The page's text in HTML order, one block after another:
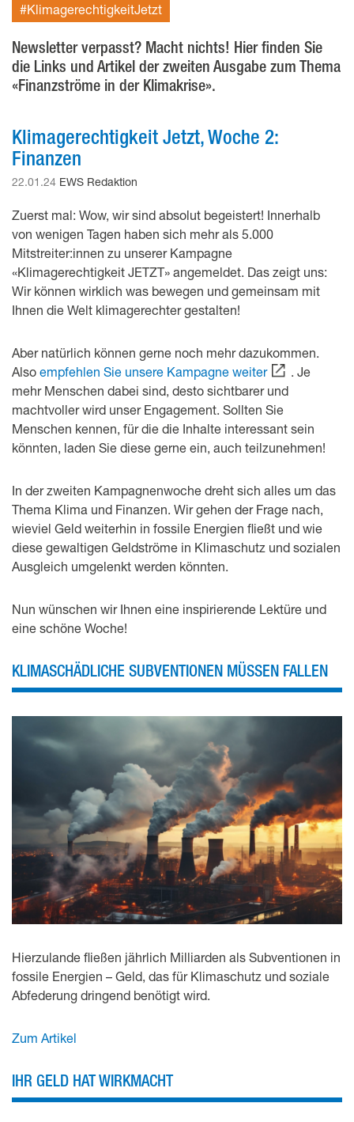
#KlimagerechtigkeitJetzt
Newsletter verpasst? Macht nichts! Hier finden Sie
die Links und Artikel der zweiten Ausgabe zum Thema
«Finanzströme in der Klimakrise».
Klimagerechtigkeit Jetzt, Woche 2:
Finanzen
22.01.24 EWS Redaktion
Zuerst mal: Wow, wir sind absolut begeistert! Innerhalb
von wenigen Tagen haben sich mehr als 5.000
Mitstreiter:innen zu unserer Kampagne
«Klimagerechtigkeit JETZT» angemeldet. Das zeigt uns:
Wir können wirklich was bewegen und gemeinsam mit
Ihnen die Welt klimagerechter gestalten!
Aber natürlich können gerne noch mehr dazukommen.
Also empfehlen Sie unsere Kampagne weiter
. Je
mehr Menschen dabei sind, desto sichtbarer und
machtvoller wird unser Engagement. Sollten Sie
Menschen kennen, für die die Inhalte interessant sein
könnten, laden Sie diese gerne ein, auch teilzunehmen!
In der zweiten Kampagnenwoche dreht sich alles um das
Thema Klima und Finanzen. Wir gehen der Frage nach,
wieviel Geld weiterhin in fossile Energien fließt und wie
diese gewaltigen Geldströme in Klimaschutz und sozialen
Ausgleich umgelenkt werden könnten.
Nun wünschen wir Ihnen eine inspirierende Lektüre und
eine schöne Woche!
KLIMASCHÄDLICHE SUBVENTIONEN MÜSSEN FALLEN
Hierzulande fließen jährlich Milliarden als Subventionen in
fossile Energien – Geld, das für Klimaschutz und soziale
Abfederung dringend benötigt wird.
Zum Artikel
IHR GELD HAT WIRKMACHT